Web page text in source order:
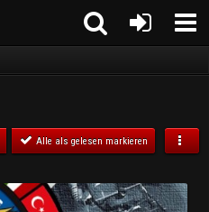
Alle als gelesen markieren